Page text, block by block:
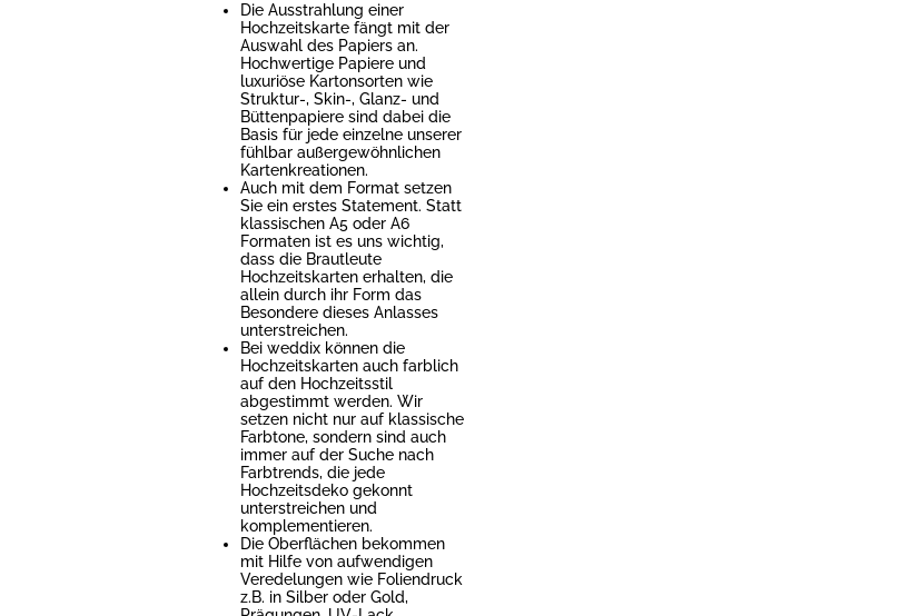
Die Ausstrahlung einer
Hochzeitskarte fängt mit der
Auswahl des Papiers an.
Hochwertige Papiere und
luxuriöse Kartonsorten wie
Struktur-, Skin-, Glanz- und
Büttenpapiere sind dabei die
Basis für jede einzelne unserer
fühlbar außergewöhnlichen
Kartenkreationen.
Auch mit dem Format setzen
Sie ein erstes Statement. Statt
klassischen A5 oder A6
Formaten ist es uns wichtig,
dass die Brautleute
Hochzeitskarten erhalten, die
allein durch ihr Form das
Besondere dieses Anlasses
unterstreichen.
Bei weddix können die
Hochzeitskarten auch farblich
auf den Hochzeitsstil
abgestimmt werden. Wir
setzen nicht nur auf klassische
Farbtone, sondern sind auch
immer auf der Suche nach
Farbtrends, die jede
Hochzeitsdeko gekonnt
unterstreichen und
komplementieren.
Die Oberflächen bekommen
mit Hilfe von aufwendigen
Veredelungen wie Foliendruck
z.B. in Silber oder Gold,